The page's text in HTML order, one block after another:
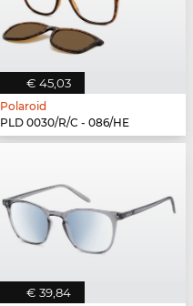
€ 45,03
Polaroid
PLD 0030/R/C - 086/HE
€ 39,84